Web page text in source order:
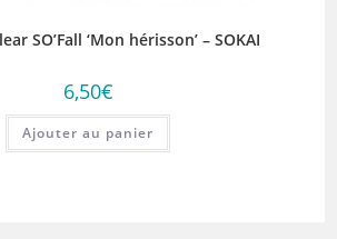
SO’Fall ‘Mon hérisson’ – SOKAI
6,50€
Ajouter au panier